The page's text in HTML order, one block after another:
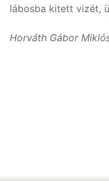
lábosba kitett vizét,
Horváth Gábor